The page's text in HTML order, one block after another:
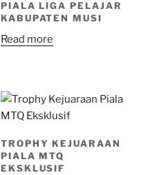
PIALA LIGA PELAJAR
KABUPATEN MUSI
Read more
TROPHY KEJUARAAN
PIALA MTQ
EKSKLUSIF